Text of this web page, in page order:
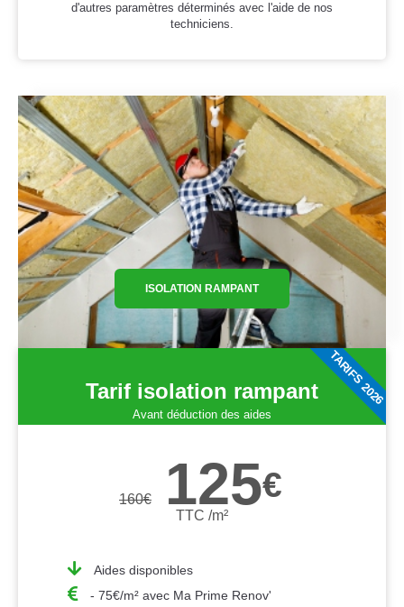
d'autres paramètres déterminés avec l'aide de nos
techniciens.
ISOLATION RAMPANT
Tarif isolation rampant
Avant déduction des aides
160€ 125€
TTC /m²
Aides disponibles
- 75€/m² avec Ma Prime Renov'
TARIFS 2026